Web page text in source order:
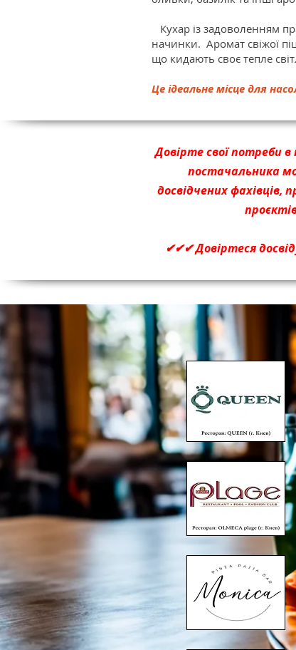
Кухар із задоволенням
начинки. Аромат свіжої
що кидають своє тепле
Це ідеальне місце для
Довірте свої потреби в
постачальника
досвідчених фахівців,
✔✔✔ Довіртеся